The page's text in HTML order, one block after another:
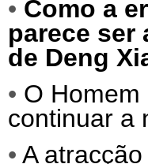
• Como a
parece ser
de Deng
• O
continuar a
• A